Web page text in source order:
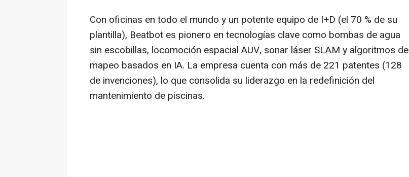
Con oficinas en todo el mundo y un potente equipo de I+D (el 70 % de su
plantilla), Beatbot es pionero en tecnologías clave como bombas de agua
sin escobillas, locomoción espacial AUV, sonar láser SLAM y algoritmos de
mapeo basados en IA. La empresa cuenta con más de 221 patentes (128
de invenciones), lo que consolida su liderazgo en la redefinición del
mantenimiento de piscinas.